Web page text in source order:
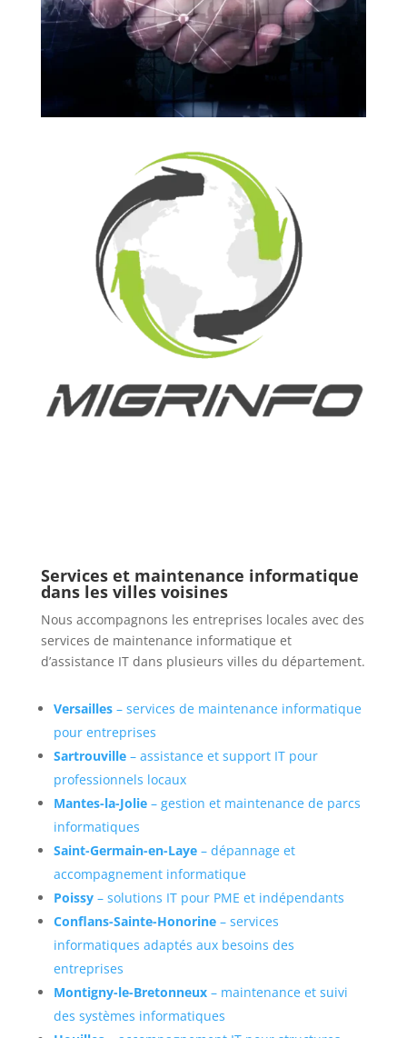
Services et maintenance informatique
dans les villes voisines
Nous accompagnons les entreprises locales avec des
services de maintenance informatique et
d’assistance IT dans plusieurs villes du département.
Versailles– services de maintenance informatique
pour entreprises
Sartrouville – assistance et support IT pour
professionnels locaux
Mantes-la-Jolie– gestion et maintenance de parcs
informatiques
Saint-Germain-en-Laye– dépannage et
accompagnement informatique
Poissy – solutions IT pour PME et indépendants
Conflans-Sainte-Honorine– services
informatiques adaptés aux besoins des
entreprises
Montigny-le-Bretonneux– maintenance et suivi
des systèmes informatiques